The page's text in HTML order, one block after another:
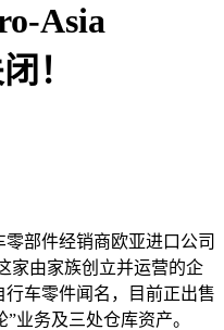
Asia
！
部件经销商欧亚进口公司
家由家族创立并运营的企
车零件闻名，目前正出售
业务及三处仓库资产。